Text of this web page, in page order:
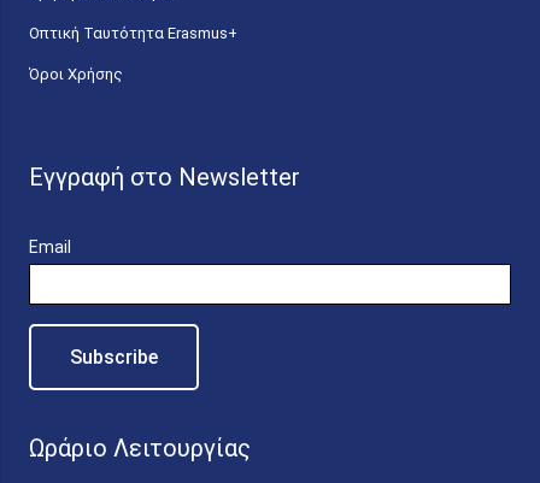
Οπτική Ταυτότητα Erasmus+
Όροι Χρήσης
Εγγραφή στο Newsletter
Email
Ωράριο Λειτουργίας